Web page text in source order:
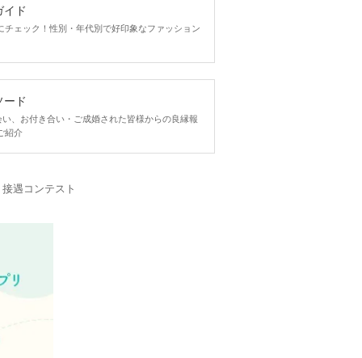
イド
チェック！性別・年代別で好印象なファッション
ード
、お付き合い・ご成婚された皆様からの良縁報
紹介
遇コンテスト